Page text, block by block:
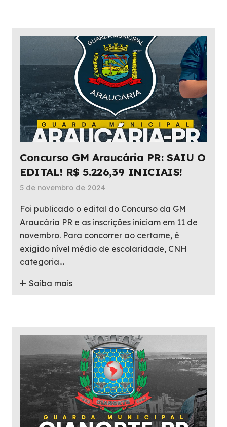
Concurso GM Araucária PR: SAIU O
EDITAL! R$ 5.226,39 INICIAIS!
5 de novembro de 2024
Foi publicado o edital do Concurso da GM
Araucária PR e as inscrições iniciam em 11 de
novembro. Para concorrer ao certame, é
exigido nível médio de escolaridade, CNH
categoria…
Saiba mais